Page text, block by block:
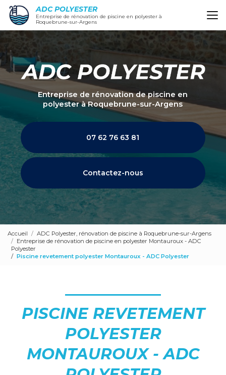
Aller
contenu
principal
ADC POLYESTER
Entreprise de rénovation de piscine en polyester à
Roquebrune-sur-Argens
Entreprise de rénovation de piscine en
polyesterà Roquebrune-sur-Argens
07 62 76 63 81
Contactez-nous
Accueil
ADC Polyester, rénovation de piscine à Roquebrune-sur-Argens
Entreprise de rénovation de piscine en polyester Montauroux - ADC
Polyester
Piscine revetement polyester Montauroux - ADC Polyester
PISCINE REVETEMENT
POLYESTER
MONTAUROUX - ADC